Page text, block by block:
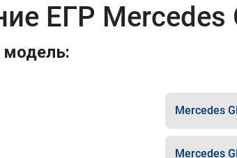
ЕГР Mercedes
Mercedes
Mercedes